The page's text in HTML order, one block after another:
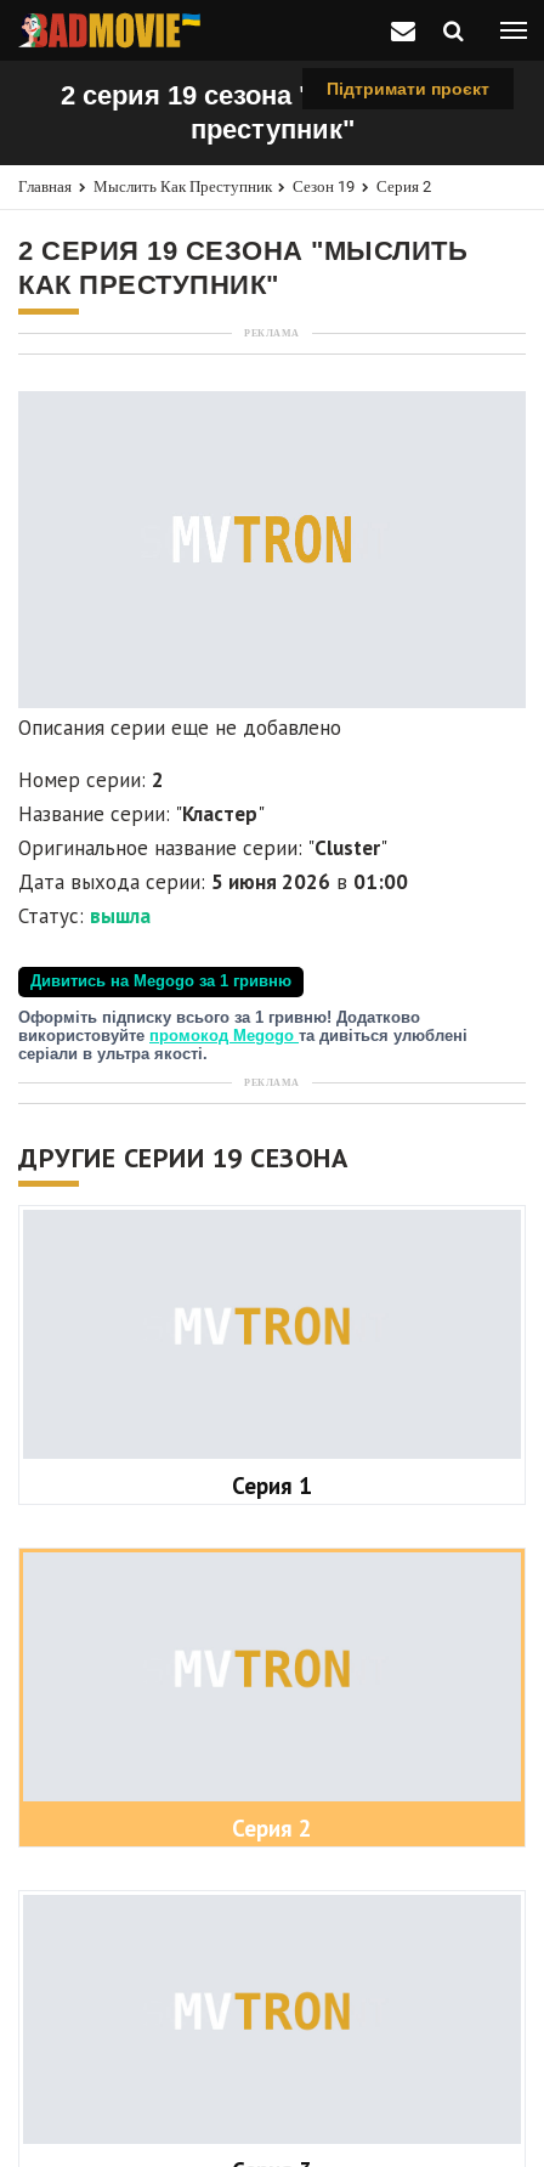
Підтримати проєкт
2 серия 19 сезона "Мыслить как
преступник"
Главная Мыслить Как Преступник Сезон 19 Серия 2
2 СЕРИЯ 19 СЕЗОНА "МЫСЛИТЬ
КАК ПРЕСТУПНИК"
РЕКЛАМА
Описания серии еще не добавлено
Номер серии: 2
Название серии: "Кластер"
Оригинальное название серии: "Cluster"
Дата выхода серии: 5 июня 2026 в 01:00
Статус: вышла
Дивитись на Megogo за 1 гривню
Оформіть підписку всього за 1 гривню! Додатково
використовуйте промокод Megogo та дивіться улюблені
серіали в ультра якості.
РЕКЛАМА
ДРУГИЕ СЕРИИ 19 СЕЗОНА
Серия 1
Серия 2